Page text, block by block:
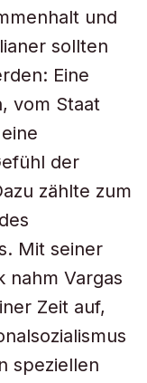
und
sollten
Eine
vom Staat
der
zählte zum
Mit seiner
nahm Vargas
Zeit auf,
speziellen